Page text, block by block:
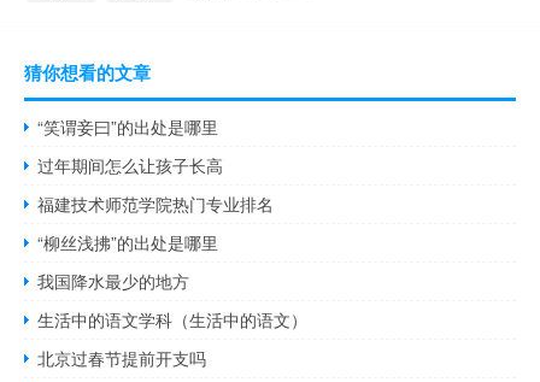
猜你想看的文章
“笑谓妾曰”的出处是哪里
过年期间怎么让孩子长高
福建技术师范学院热门专业排名
“柳丝浅拂”的出处是哪里
我国降水最少的地方
生活中的语文学科（生活中的语文）
北京过春节提前开支吗